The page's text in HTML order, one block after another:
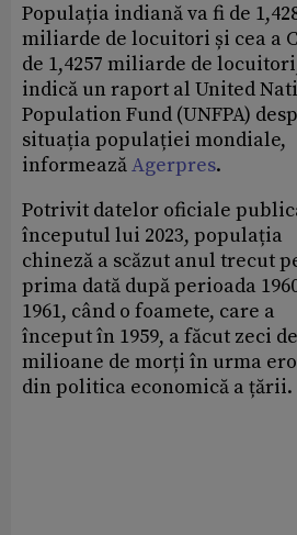
Populația indiană va fi de
miliarde de locuitori și cea a
de 1,4257 miliarde de
indică un raport al United
Population Fund (UNFPA)
situația populației mondiale,
informeazăAgerpres.
Potrivit datelor oficiale
începutul lui 2023, populația
chineză a scăzut anul trecut
prima dată după perioada
1961, când o foamete, care a
început în 1959, a făcut zeci de
milioane de morți în urma
din politica economică a țării.